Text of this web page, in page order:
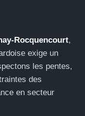
Rocquencourt,
exige un
les pentes,
des
en secteur